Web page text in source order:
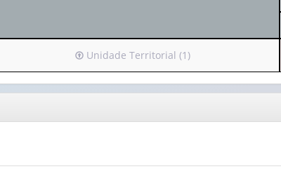
Irá
para
o
cabeçalho
apenas
Unidade Territorial (1)